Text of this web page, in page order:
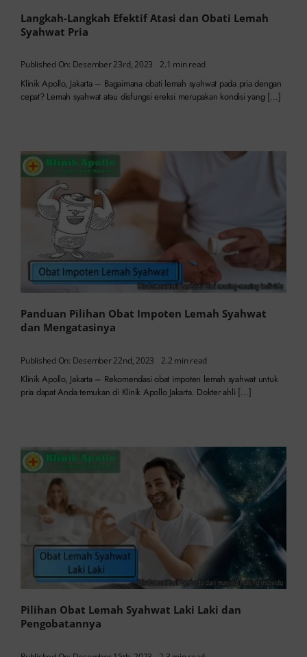
Langkah-Langkah Efektif Atasi dan Obati Lemah
Syahwat Pria
Published On: Desember 23rd, 2023 2.1 min read
Klinik Apollo, Jakarta – Bagaimana obati lemah syahwat pada pria dengan
cepat? Lemah syahwat atau disfungsi ereksi merupakan kondisi yang […]
Panduan Pilihan Obat Impoten Lemah Syahwat
dan Mengatasinya
Published On: Desember 22nd, 2023 2.2 min read
Klinik Apollo, Jakarta – Rekomendasi obat impoten lemah syahwat untuk
pria dapat Anda temukan di Klinik Apollo Jakarta. Dokter ahli […]
Pilihan Obat Lemah Syahwat Laki Laki dan
Pengobatannya